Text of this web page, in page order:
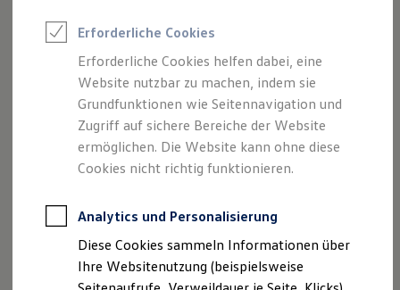
Elektroauto Leasing
Kleinwagen-Leasing
Leasing ohne Anzahlung
Finanzierung
Autokredit mit Schlussrate
Versicherungen und Garantien
Kfz-Versicherung
Restschuldversicherungen
Garantien
Professional Class bei Volkswagen
Behörden
Direktkunden
Sonderfahrzeuge
Impressum
Datenschutzerklärung
Nutzung von Terminbuchung Online
Impressum
Eskildsen GmbH & Co. KG
Potthofstraße 7
25524 Itzehoe
Erforderliche Cookies
Erforderliche Cookies helfen dabei, eine
Website nutzbar zu machen, indem sie
Grundfunktionen wie Seitennavigation und
Zugriff auf sichere Bereiche der Website
ermöglichen. Die Website kann ohne diese
Cookies nicht richtig funktionieren.
Analytics und Personalisierung
Diese Cookies sammeln Informationen über
Ihre Websitenutzung (beispielsweise